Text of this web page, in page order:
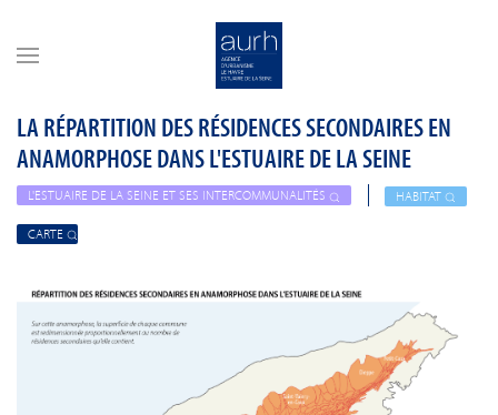
LA RÉPARTITION DES RÉSIDENCES SECONDAIRES EN
ANAMORPHOSE DANS L'ESTUAIRE DE LA SEINE
L'ESTUAIRE DE LA SEINE ET SES INTERCOMMUNALITÉS HABITAT
CARTE